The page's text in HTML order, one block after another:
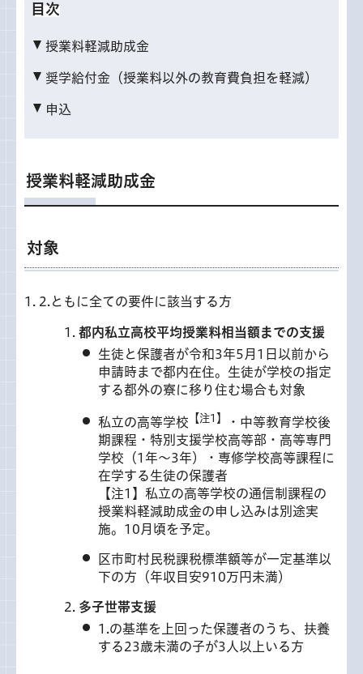
目次
授業料軽減助成金
奨学給付金（授業料以外の教育費負担を軽減）
申込
授業料軽減助成金
対象
1. 2.ともに全ての要件に該当する方
都内私立高校平均授業料相当額までの支援
生徒と保護者が令和3年5月1日以前から
申請時まで都内在住。生徒が学校の指定
する都外の寮に移り住む場合も対象
私立の高等学校 【注1】
・中等教育学校後
期課程・特別支援学校高等部・高等専門
学校（1年～3年）・専修学校高等課程に
在学する生徒の保護者
【注1】私立の高等学校の通信制課程の
授業料軽減助成金の申し込みは別途実
施。10月頃を予定。
区市町村民税課税標準額等が一定基準以
下の方（年収目安910万円未満）
多子世帯支援
1.の基準を上回った保護者のうち、扶養
する23歳未満の子が3人以上いる方